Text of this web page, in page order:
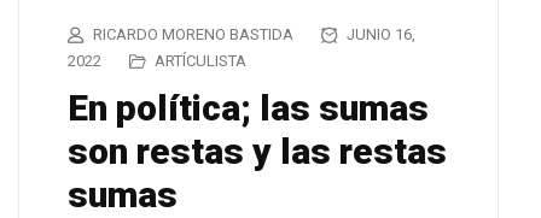
RICARDO MORENO BASTIDA
JUNIO 16,
2022
ARTÍCULISTA
En política; las sumas
son restas y las restas
sumas